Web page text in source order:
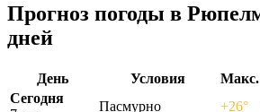
Прогноз погоды в
дней
День Условия Макс.
Сегодня
Пасмурно +26°